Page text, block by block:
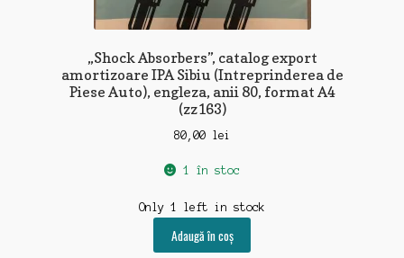
„Shock Absorbers”, catalog export
amortizoare IPA Sibiu (Intreprinderea de
Piese Auto), engleza, anii 80, format A4
(zz163)
80,00 lei
1 în stoc
Only 1 left in stock
Adaugă în coș